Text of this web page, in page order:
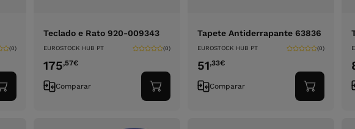
(0)
Adicionar
ao
Teclado e Rato 920-009343
EUROSTOCK HUB PT (0)
175,57€
Comparar
Adicionar
ao
Tapete Antiderrapante 63836
EUROSTOCK HUB PT (0)
51,33€
Comparar
Adicionar
ao